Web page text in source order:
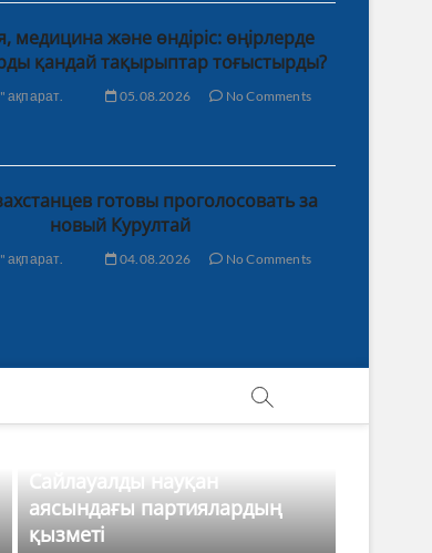
медицина және өндіріс: өңірлерде
қандай тақырыптар тоғыстырды?
ақпарат. 05.08.2026 No Comments
готовы проголосовать за
новый Курултай
ақпарат. 04.08.2026 No Comments
Сайлауалды науқан
аясындағы партиялардың
қызметі